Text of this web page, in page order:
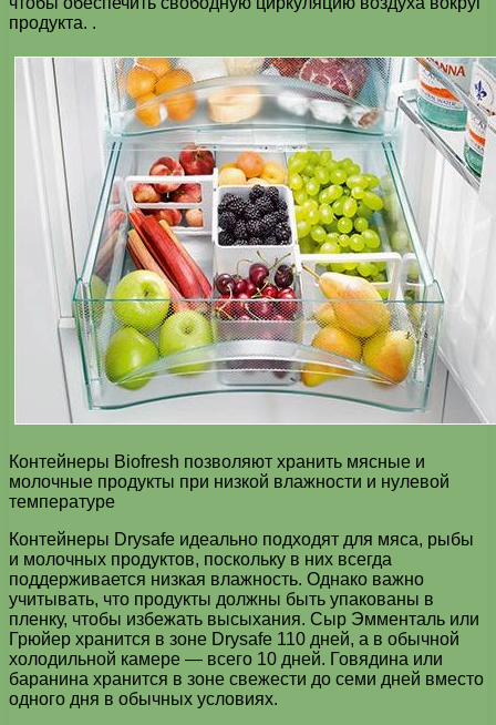
продукта. .
Контейнеры Biofresh позволяют хранить мясные и
молочные продукты при низкой влажности и нулевой
температуре
Контейнеры Drysafe идеально подходят для мяса, рыбы
и молочных продуктов, поскольку в них всегда
поддерживается низкая влажность. Однако важно
учитывать, что продукты должны быть упакованы в
пленку, чтобы избежать высыхания. Сыр Эмменталь или
Грюйер хранится в зоне Drysafe 110 дней, а в обычной
холодильной камере — всего 10 дней. Говядина или
баранина хранится в зоне свежести до семи дней вместо
одного дня в обычных условиях.